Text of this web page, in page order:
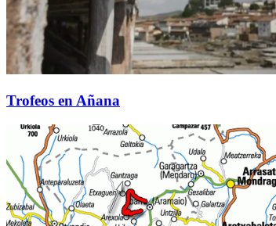
Trofeos en Añana